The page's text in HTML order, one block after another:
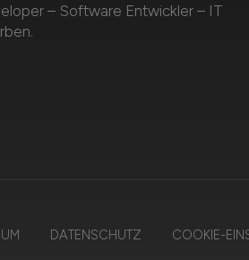
– Software Entwickler – IT
DATENSCHUTZ COOKIE-